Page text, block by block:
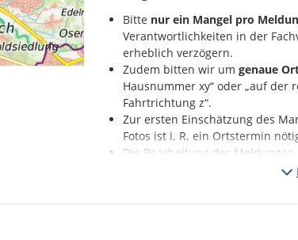
Bitte nur ein Mangel pro
Verantwortlichkeiten in der
erheblich verzögern.
Zudem bitten wir umgenaue
Hausnummer xy“ oder „auf der
Fahrtrichtung z“.
Zur ersten Einschätzung des
Fotos ist i. R. ein Ortstermin
Die Bearbeitung der
Nennung der
So geht es: